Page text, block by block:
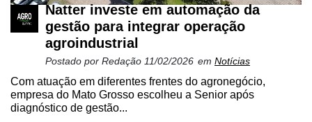
Natter investe em automação da
gestão para integrar operação
agroindustrial
Postado por Redação 11/02/2026 em Notícias
Com atuação em diferentes frentes do agronegócio,
empresa do Mato Grosso escolheu a Senior após
diagnóstico de gestão...